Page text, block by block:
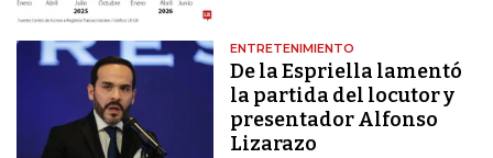
ENTRETENIMIENTO
De la Espriella lamentó
la partida del locutor y
presentador Alfonso
Lizarazo